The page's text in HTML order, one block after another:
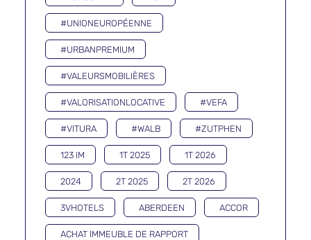
#UNIONEUROPÉENNE
#URBANPREMIUM
#VALEURSMOBILIÈRES
#VALORISATIONLOCATIVE #VEFA
#VITURA #WALB #ZUTPHEN
123 IM 1T 2025 1T 2026
2024 2T 2025 2T 2026
3VHOTELS ABERDEEN ACCOR
ACHAT IMMEUBLE DE RAPPORT